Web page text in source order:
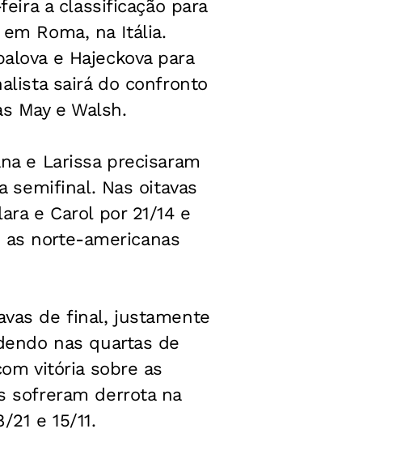
a classificação para
Roma, na Itália.
e Hajeckova para
sairá do confronto
May e Walsh.
e Larissa precisaram
semifinal. Nas oitavas
e Carol por 21/14 e
norte-americanas
de final, justamente
nas quartas de
vitória sobre as
sofreram derrota na
e 15/11.